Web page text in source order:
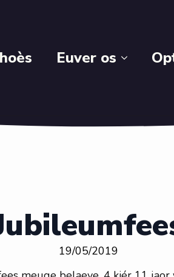
Euver os
19/05/2019